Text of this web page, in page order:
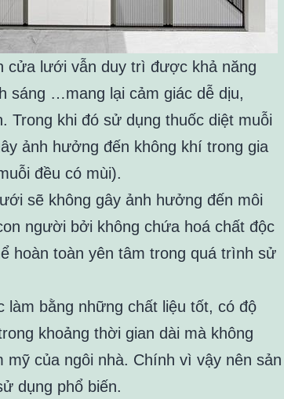
cửa lưới vẫn duy trì được khả năng
sáng …mang lại cảm giác dễ dịu,
Trong khi đó sử dụng thuốc diệt muỗi
ảnh hưởng đến không khí trong gia
đều có mùi).
sẽ không gây ảnh hưởng đến môi
người bởi không chứa hoá chất độc
hoàn toàn yên tâm trong quá trình sử
bằng những chất liệu tốt, có độ
khoảng thời gian dài mà không
của ngôi nhà. Chính vì vậy nên sản
dụng phổ biến.